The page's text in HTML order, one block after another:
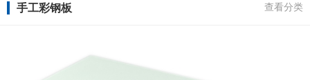
手工彩钢板 查看分类